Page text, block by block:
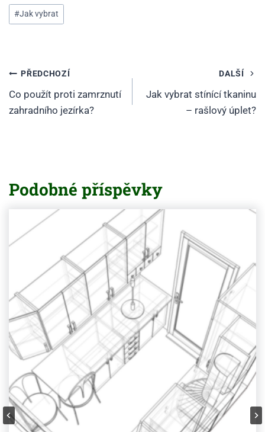
Štítky
příspěvků:
#Jak vybrat
Navigace
pro
příspěvek
PŘEDCHOZÍ
Co použít proti zamrznutí
zahradního jezírka?
DALŠÍ
Jak vybrat stínící tkaninu
– rašlový úplet?
Podobné příspěvky